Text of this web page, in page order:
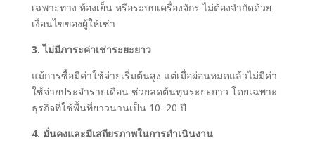
เฉพาะทาง ห้องเย็น หรือระบบเครื่องจักร ไม่ต้องจำกัดด้วย
เงื่อนไขของผู้ให้เช่า
3. ไม่มีภาระค่าเช่าระยะยาว
แม้การซื้อมีค่าใช้จ่ายเริ่มต้นสูง แต่เมื่อผ่อนหมดแล้วไม่มีค่า
ใช้จ่ายประจำรายเดือน ช่วยลดต้นทุนระยะยาว โดยเฉพาะ
ธุรกิจที่ใช้พื้นที่ยาวนานเป็น 10–20 ปี
4. มั่นคงและมีเสถียรภาพในการดำเนินงาน